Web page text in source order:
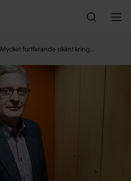
Mycket fortfarande okänt kring…